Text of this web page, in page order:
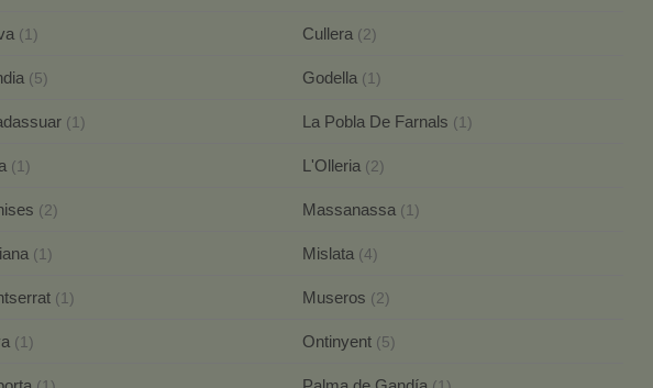
(1) Cullera (2)
(5) Godella (1)
(1) La Pobla De Farnals (1)
(1) L'Olleria (2)
(2) Massanassa (1)
(1) Mislata (4)
(1) Museros (2)
(1) Ontinyent (5)